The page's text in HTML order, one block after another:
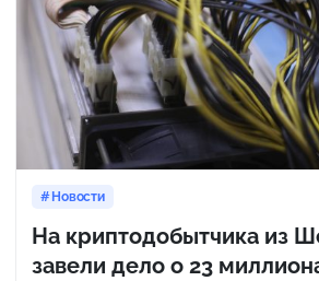
Новости
На криптодобытчика из
завели дело о 23